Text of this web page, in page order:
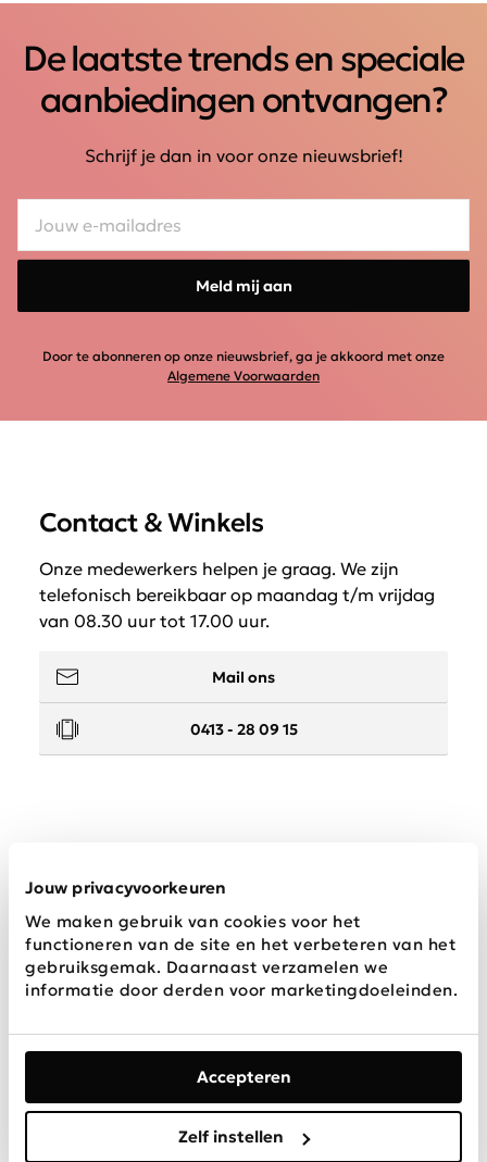
Jouw privacyvoorkeuren
We maken gebruik van cookies voor het
functioneren van de site en het verbeteren van het
gebruiksgemak. Daarnaast verzamelen we
informatie door derden voor marketingdoeleinden.
Accepteren
Zelf instellen
De laatste trends en speciale
aanbiedingen ontvangen?
Schrijf je dan in voor onze nieuwsbrief!
Meld mij aan
Door te abonneren op onze nieuwsbrief, ga je akkoord met onze
Algemene Voorwaarden
Contact & Winkels
Onze medewerkers helpen je graag. We zijn
telefonisch bereikbaar op maandag t/m vrijdag
van 08.30 uur tot 17.00 uur.
Mail ons
0413 - 28 09 15
Wij zijn Schijvens mode
Algemene
Privacy &
Cookies
Disclaimer